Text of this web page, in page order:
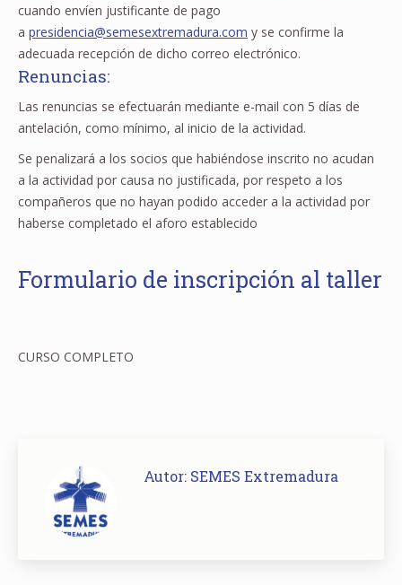
cuando envíen justificante de pago
a presidencia@semesextremadura.com y se confirme la
adecuada recepción de dicho correo electrónico.
Renuncias:
Las renuncias se efectuarán mediante e-mail con 5 días de
antelación, como mínimo, al inicio de la actividad.
Se penalizará a los socios que habiéndose inscrito no acudan
a la actividad por causa no justificada, por respeto a los
compañeros que no hayan podido acceder a la actividad por
haberse completado el aforo establecido
Formulario de inscripción al taller
CURSO COMPLETO
Autor: SEMES Extremadura